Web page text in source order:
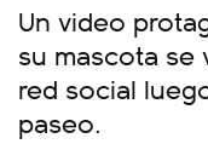
Un video
su mascota se
red social
paseo.